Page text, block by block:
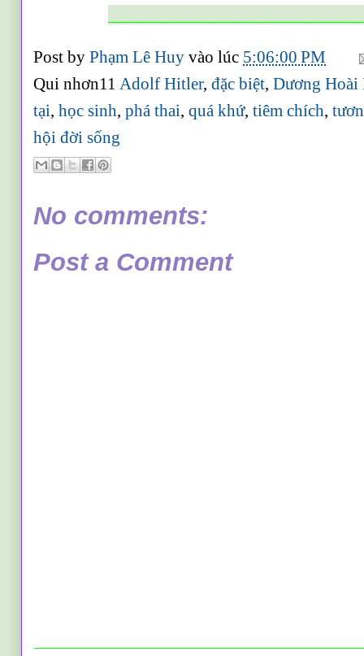
Post byPhạm Lê Huyvào lúc 5:06:00 PM
Qui nhơn11Adolf Hitler,đặc biệt,Dương
tại,học sinh,phá thai,quá khứ,tiêm chích,
hội đời sống
No comments:
Post a Comment